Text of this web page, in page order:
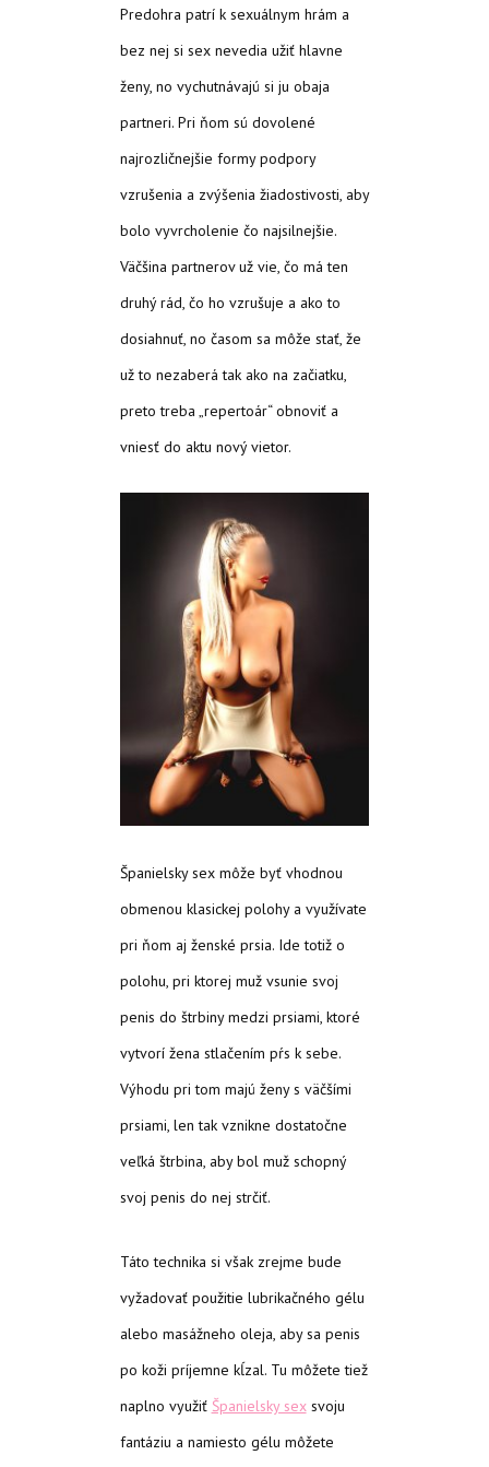
Predohra patrí k sexuálnym hrám a
bez nej si sex nevedia užiť hlavne
ženy, no vychutnávajú si ju obaja
partneri. Pri ňom sú dovolené
najrozličnejšie formy podpory
vzrušenia a zvýšenia žiadostivosti, aby
bolo vyvrcholenie čo najsilnejšie.
Väčšina partnerov už vie, čo má ten
druhý rád, čo ho vzrušuje a ako to
dosiahnuť, no časom sa môže stať, že
už to nezaberá tak ako na začiatku,
preto treba „repertoár“ obnoviť a
vniesť do aktu nový vietor.
Španielsky sex môže byť vhodnou
obmenou klasickej polohy a využívate
pri ňom aj ženské prsia. Ide totiž o
polohu, pri ktorej muž vsunie svoj
penis do štrbiny medzi prsiami, ktoré
vytvorí žena stlačením pŕs k sebe.
Výhodu pri tom majú ženy s väčšími
prsiami, len tak vznikne dostatočne
veľká štrbina, aby bol muž schopný
svoj penis do nej strčiť.
Táto technika si však zrejme bude
vyžadovať použitie lubrikačného gélu
alebo masážneho oleja, aby sa penis
po koži príjemne kĺzal. Tu môžete tiež
naplno využiť Španielsky sex svoju
fantáziu a namiesto gélu môžete